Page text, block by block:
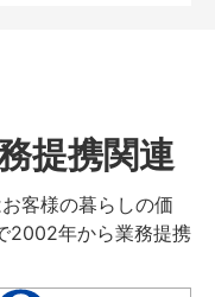
提携関連
客様の暮らしの価
2002年から業務提携